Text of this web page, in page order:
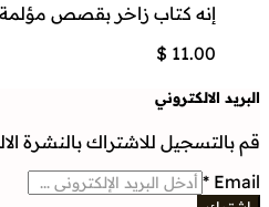
إنه كتاب زاخر بقصص
$ 11.00
البريد الالكتروني
قم بالتسجيل للاشتراك بالنشرة
Email
*